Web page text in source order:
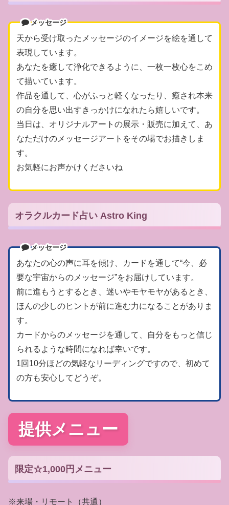
メッセージ
天から受け取ったメッセージのイメージを絵を通して
表現しています。
あなたを癒して浄化できるように、一枚一枚心をこめ
て描いています。
作品を通して、心がふっと軽くなったり、癒され本来
の自分を思い出すきっかけになれたら嬉しいです。
当日は、オリジナルアートの展示・販売に加えて、あ
なただけのメッセージアートをその場でお描きしま
す。
お気軽にお声かけくださいね
オラクルカード占い Astro King
メッセージ
あなたの心の声に耳を傾け、カードを通して“今、必
要な宇宙からのメッセージ”をお届けしています。
前に進もうとするとき、迷いやモヤモヤがあるとき、
ほんの少しのヒントが前に進む力になることがありま
す。
カードからのメッセージを通して、自分をもっと信じ
られるような時間になれば幸いです。
1回10分ほどの気軽なリーディングですので、初めて
の方も安心してどうぞ。
提供メニュー
限定☆1,000円メニュー
※来場・リモート（共通）